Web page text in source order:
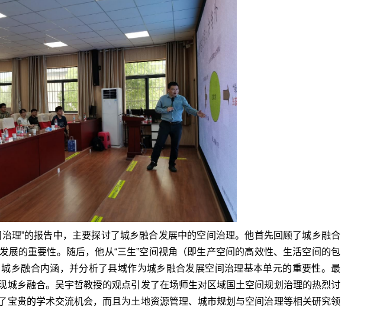
理”的报告中，主要探讨了城乡融合发展中的空间治理。他首先回顾了城乡融合
展的重要性。随后，他从“三生”空间视角（即生产空间的高效性、生活空间的包
乡融合内涵，并分析了县域作为城乡融合发展空间治理基本单元的重要性。最
城乡融合。吴宇哲教授的观点引发了在场师生对区域国土空间规划治理的热烈讨
宝贵的学术交流机会，而且为土地资源管理、城市规划与空间治理等相关研究领